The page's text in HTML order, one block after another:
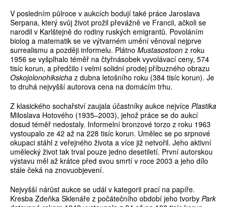
V posledním půlroce v aukcích bodují také práce Jaroslava
Serpana, který svůj život prožil převážně ve Francii, ačkoli se
narodil v Karlštejně do rodiny ruských emigrantů. Povoláním
biolog a matematik se ve výtvarném umění věnoval nejprve
surrealismu a později informelu. Plátno Mustasostoon z roku
1956 se vyšplhalo téměř na čtyřnásobek vyvolávací ceny, 574
tisíc korun, a předčilo i velmi solidní prodej příbuzného obrazu
Oskojolonohiksicha z dubna letošního roku (384 tisíc korun). Je
to druhá nejvyšší autorova cena na domácím trhu.
Z klasického sochařství zaujala účastníky aukce nejvíce Plastika
Miloslava Hotového (1935–2003), jehož práce se do aukcí
dosud téměř nedostaly. Informelní bronzové torzo z roku 1963
vystoupalo ze 42 až na 228 tisíc korun. Umělec se po srpnové
okupaci stáhl z veřejného života a více již netvořil. Jeho aktivní
umělecký život tak trval pouze jedno desetiletí. První autorskou
výstavu měl až krátce před svou smrtí v roce 2003 a jeho dílo
stále čeká na znovuobjevení.
Nejvyšší nárůst aukce se udál v kategorii prací na papíře.
Kresba Zdeňka Sklenáře z počátečního období jeho tvorby Park